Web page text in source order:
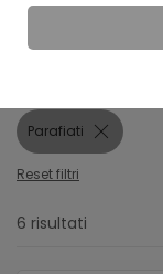
Parafiati
Reset filtri
6 risultati